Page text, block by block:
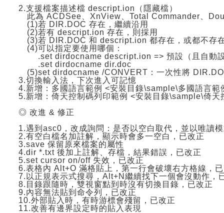
2.支援檔案描述檔 descript.ion（隱藏檔）
此為 ACDSee、XnView、Total Commander、
(1)若 DIR.DOC 存在，繼續沿用
(2)若有 descript.ion 存在，則採用
(3)若 DIR.DOC 和 descript.ion 都存在，或都不存
(4)可以指定要使用哪個：
.set dirdocname descript.ion => 預設（且自動
.set dirdocname dir.doc
(5)set dirdocname /CONVERT：一次性將
3.切換輸入法，下次進入可記憶
4.新增：多國語言範例 <安裝目錄\sample\多國語言範
5.新增：倚天控制碼列印範例 <安裝目錄\sample\倚天
◎ 改進 & 修正
1.遇到asc0，改成詢問：是否以空白取代，並以唯讀
2.有空白檔名加註解，顯示時會多一空白，已改正
3.save 保留原來檔案的屬性
4.dir *.txt 後加上註解、存檔，結果錯誤，已改正
5.set cursor on/off 失效，已改正
6.表格內 Alt+O 滿格貼上，第一行會破壞右方格線，
7.以正規表示式搜尋，Alt+N繼續找下一個會沒動作，
8.目錄跟隨時，雙視窗點到時沒有切換目錄，已改正
9.內容無法貼到命令列，已改正
10.外部貼入時，有時游標會殘留，已改正
11.改善有邊界設定時的貼入表現